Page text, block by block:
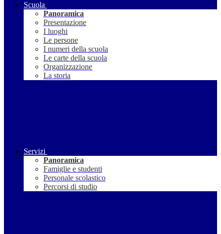
Scuola
Panoramica
Presentazione
I luoghi
Le persone
I numeri della scuola
Le carte della scuola
Organizzazione
La storia
Servizi
Panoramica
Famiglie e studenti
Personale scolastico
Percorsi di studio